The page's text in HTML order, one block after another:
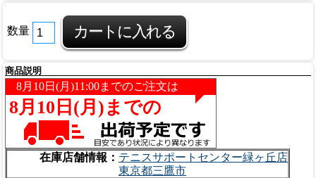
数量
商品説明
在庫店舗情報： テニスサポートセンター緑ヶ丘店
東京都三鷹市